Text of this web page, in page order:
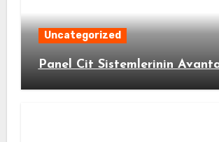
Uncategorized
Panel Cit Sistemlerinin